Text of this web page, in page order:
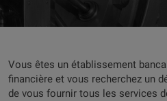
Vous êtes un établissement
financière et vous recherchez un
de vous fournir tous les services